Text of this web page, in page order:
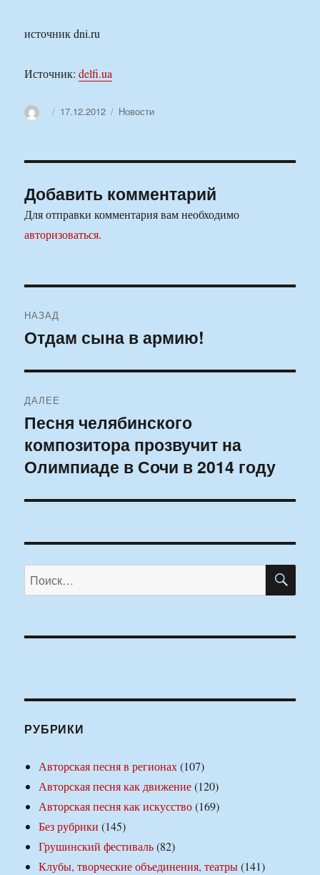
источник dni.ru
Источник:delfi.ua
АвторОпубликовано
17.12.2012 Рубрики
Новости
Добавить комментарий
Для отправки комментария вам необходимо
авторизоваться.
по
НАЗАД
Предыдущая
Отдам сына в армию!
ДАЛЕЕ
Следующая
запись:
Песня челябинского
композитора прозвучит на
Олимпиаде в Сочи в 2014 году
Искать:
РУБРИКИ
Авторская песня в регионах(107)
Авторская песня как движение(120)
Авторская песня как искусство(169)
Без рубрики (145)
Грушинский фестиваль(82)
Клубы, творческие объединения, театры(141)